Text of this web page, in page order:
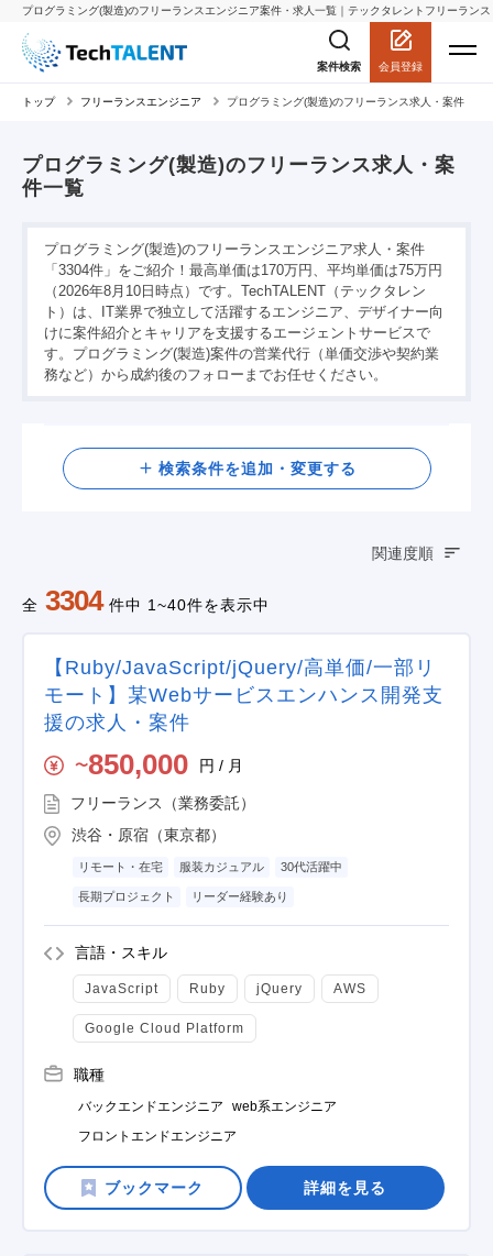
プログラミング(製造)のフリーランスエンジニア案件・求人一覧｜テックタレントフリーランス
案件検索 会員登録
トップ フリーランスエンジニア プログラミング(製造)のフリーランス求人・案件
プログラミング(製造)のフリーランス求人・案
件一覧
プログラミング(製造)のフリーランスエンジニア求人・案件
「3304件」をご紹介！最高単価は170万円、平均単価は75万円
（2026年8月10日時点）です。TechTALENT（テックタレン
ト）は、IT業界で独立して活躍するエンジニア、デザイナー向
けに案件紹介とキャリアを支援するエージェントサービスで
す。プログラミング(製造)案件の営業代行（単価交渉や契約業
務など）から成約後のフォローまでお任せください。
検索
検索条件を追加・変更する
全 3304 件中 1~40件を表示中
関連度順
【Ruby/JavaScript/jQuery/高単価/一部リ
モート】某Webサービスエンハンス開発支
援の求人・案件
〜850,000 円 / 月
フリーランス（業務委託）
渋谷・原宿（東京都）
リモート・在宅 服装カジュアル 30代活躍中
長期プロジェクト リーダー経験あり
言語・スキル
JavaScript Ruby jQuery AWS
Google Cloud Platform
職種
バックエンドエンジニア
web系エンジニア
フロントエンドエンジニア
詳細を見る